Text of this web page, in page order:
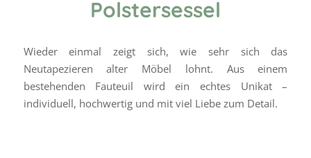
Polstersessel
Wieder einmal zeigt sich, wie sehr sich das
Neutapezieren alter Möbel lohnt. Aus einem
bestehenden Fauteuil wird ein echtes Unikat –
individuell, hochwertig und mit viel Liebe zum Detail.